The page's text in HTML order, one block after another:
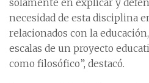
solamente en explicar y
necesidad de esta disciplina
relacionados con la
escalas de un proyecto
como filosófico”, destacó.